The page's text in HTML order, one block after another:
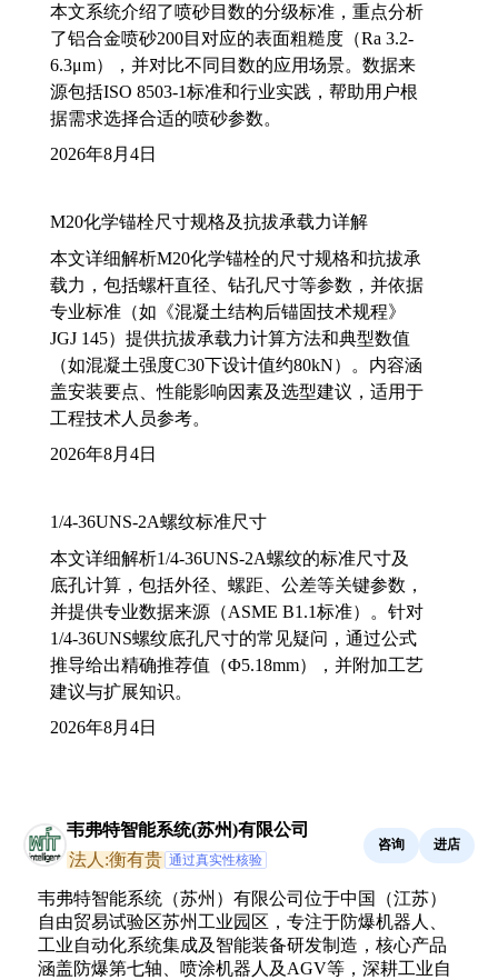
本文系统介绍了喷砂目数的分级标准，重点分析
了铝合金喷砂200目对应的表面粗糙度（Ra 3.2-
6.3μm），并对比不同目数的应用场景。数据来
源包括ISO 8503-1标准和行业实践，帮助用户根
据需求选择合适的喷砂参数。
2026年8月4日
M20化学锚栓尺寸规格及抗拔承载力详解
本文详细解析M20化学锚栓的尺寸规格和抗拔承
载力，包括螺杆直径、钻孔尺寸等参数，并依据
专业标准（如《混凝土结构后锚固技术规程》
JGJ 145）提供抗拔承载力计算方法和典型数值
（如混凝土强度C30下设计值约80kN）。内容涵
盖安装要点、性能影响因素及选型建议，适用于
工程技术人员参考。
2026年8月4日
1/4-36UNS-2A螺纹标准尺寸
本文详细解析1/4-36UNS-2A螺纹的标准尺寸及
底孔计算，包括外径、螺距、公差等关键参数，
并提供专业数据来源（ASME B1.1标准）。针对
1/4-36UNS螺纹底孔尺寸的常见疑问，通过公式
推导给出精确推荐值（Φ5.18mm），并附加工艺
建议与扩展知识。
2026年8月4日
韦弗特智能系统(苏州)有限公司
法人:衡有贵 通过真实性核验
咨询 进店
韦弗特智能系统（苏州）有限公司位于中国（江苏）
自由贸易试验区苏州工业园区，专注于防爆机器人、
工业自动化系统集成及智能装备研发制造，核心产品
涵盖防爆第七轴、喷涂机器人及AGV等，深耕工业自